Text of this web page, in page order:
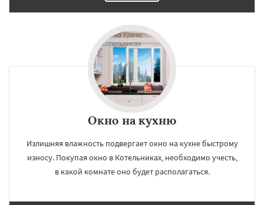
Окно на кухню
Излишняя влажность подвергает окно на кухне быстрому
износу. Покупая окно в Котельниках, необходимо учесть,
в какой комнате оно будет располагаться.